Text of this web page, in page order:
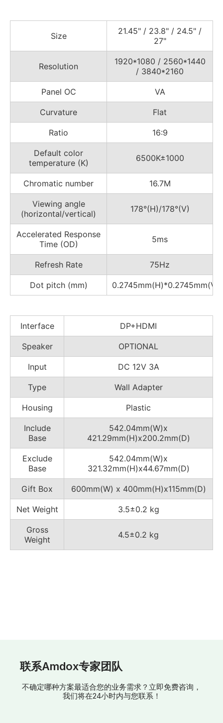
Size
21.45" / 23.8" / 24.5" /
27"
Resolution
1920*1080 / 2560*1440
/ 3840*2160
Panel OC VA
Curvature Flat
Ratio 16:9
Default color
temperature (K)
6500K±1000
Chromatic number 16.7M
Viewing angle
(horizontal/vertical)
178°(H)/178°(V)
Accelerated Response
Time (OD)
5ms
Refresh Rate 75Hz
Dot pitch (mm) 0.2745mm(H)*0.2745mm(V)
Interface DP+HDMI
Speaker OPTIONAL
Input DC 12V 3A
Type Wall Adapter
Housing Plastic
Include
Base
542.04mm(W)x
421.29mm(H)x200.2mm(D)
Exclude
Base
542.04mm(W)x
321.32mm(H)x44.67mm(D)
Gift Box 600mm(W) x 400mm(H)x115mm(D)
Net Weight 3.5±0.2 kg
Gross
Weight
4.5±0.2 kg
联系Amdox专家团队
不确定哪种方案最适合您的业务需求？立即免费咨询，
我们将在24小时内与您联系！